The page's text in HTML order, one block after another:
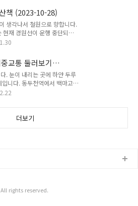
비 배롱나무 연꽃 털부처꽃 연
..
가보기로 합니다. 서울에서
)를 타고 연천역에 도착하면 7
발하는 버스가 7시 30분에 있
아래 그림을 참고하여 3번
류장(경원선 열차중지 대체
, 직통으로 연천역에서 중간
대로 운..
책 (2023-10-28)
생각나서 철원으로 향합니다.
재 경원선이 운행 중단되어
합니다. 백마고지역 도착! 백
하기로 합니다. 쇠기러기 무
미 가족 - 고개를 든 2마리는
고 있는 것은 새끼 두마리입니
띄고 있는 것은 새끼. 나머지
가족(하) - 쇠기러기 비상(상)
교통 둘러보기
. 눈이 내리는 곳에 하얀 두루
니다. 동두천역에서 백마고지
후 백마고지역에 도착합니다.
시간표를 담아 봅니다. 쑥새
지런을 떨어서 간단히 요기를
더보기
rights reserved.